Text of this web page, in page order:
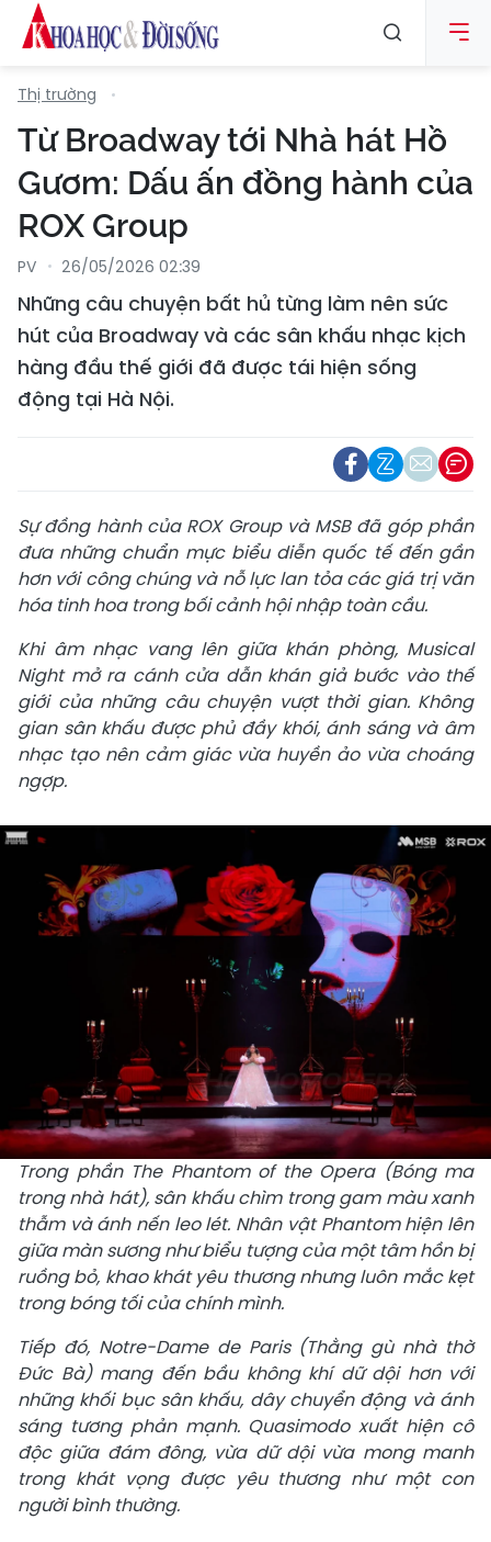
Thị trường
Từ Broadway tới Nhà hát Hồ
Gươm: Dấu ấn đồng hành của
ROX Group
PV 26/05/2026 02:39
Những câu chuyện bất hủ từng làm nên sức
hút của Broadway và các sân khấu nhạc kịch
hàng đầu thế giới đã được tái hiện sống
động tại Hà Nội.
Sự đồng hành của ROX Group và MSB đã góp phần
đưa những chuẩn mực biểu diễn quốc tế đến gần
hơn với công chúng và nỗ lực lan tỏa các giá trị văn
hóa tinh hoa trong bối cảnh hội nhập toàn cầu.
Khi âm nhạc vang lên giữa khán phòng, Musical
Night mở ra cánh cửa dẫn khán giả bước vào thế
giới của những câu chuyện vượt thời gian. Không
gian sân khấu được phủ đầy khói, ánh sáng và âm
nhạc tạo nên cảm giác vừa huyền ảo vừa choáng
ngợp.
Trong phần The Phantom of the Opera (Bóng ma
trong nhà hát), sân khấu chìm trong gam màu xanh
thẫm và ánh nến leo lét. Nhân vật Phantom hiện lên
giữa màn sương như biểu tượng của một tâm hồn bị
ruồng bỏ, khao khát yêu thương nhưng luôn mắc kẹt
trong bóng tối của chính mình.
Tiếp đó, Notre-Dame de Paris (Thằng gù nhà thờ
Đức Bà) mang đến bầu không khí dữ dội hơn với
những khối bục sân khấu, dây chuyển động và ánh
sáng tương phản mạnh. Quasimodo xuất hiện cô
độc giữa đám đông, vừa dữ dội vừa mong manh
trong khát vọng được yêu thương như một con
người bình thường.